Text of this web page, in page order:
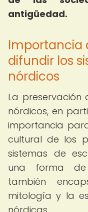
antigüedad.
Importancia
difundir los
nórdicos
La preservación
nórdicos, en
importancia
cultural de los
sistemas de
una forma de
también
mitología y la